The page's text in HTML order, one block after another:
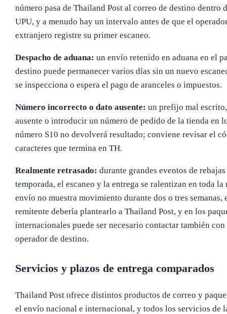
número pasa de Thailand Post al correo de destino dentro
UPU, y a menudo hay un intervalo antes de que el
extranjero registre su primer escaneo.
Despacho de aduana: un envío retenido en aduana en el
destino puede permanecer varios días sin un nuevo
se inspecciona o espera el pago de aranceles o impuestos.
Número incorrecto o dato ausente: un prefijo mal
ausente o introducir un número de pedido de la tienda en
número S10 no devolverá resultado; conviene revisar el
caracteres que termina en TH.
Realmente retrasado: durante grandes eventos de
temporada, el escaneo y la entrega se ralentizan en toda la
envío no muestra movimiento durante dos o tres semanas,
remitente debería plantearlo a Thailand Post, y en los
internacionales puede ser necesario contactar también con
operador de destino.
Servicios y plazos de entrega comparados
Thailand Post ofrece distintos productos de correo y
el envío nacional e internacional, y todos los servicios de